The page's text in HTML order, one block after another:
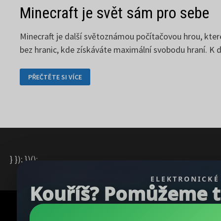
Minecraft je svět sám pro sebe
Minecraft je další světoznámou počítačovou hrou,
bez hranic, kde získáváte maximální svobodu hraní.
MINECRAFT
JE
SVĚT
PŘEČTĚTE SI VÍCE
Kouříš?
} }); })();
Copyright © 2026REGBU.COM.